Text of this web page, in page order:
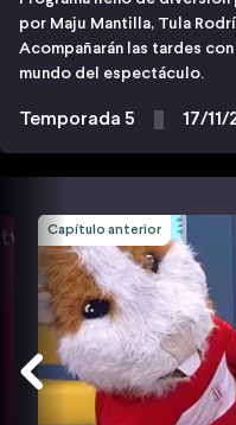
por Maju Mantilla, Tula
Acompañarán las tardes
mundo del espectáculo.
Temporada 5 17/11/
Capítulo anterior